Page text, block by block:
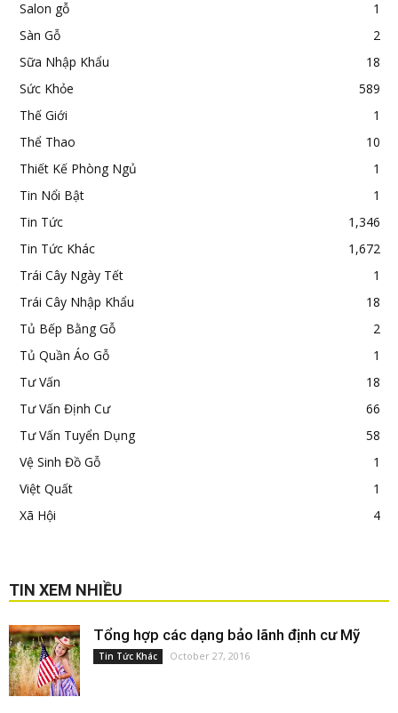
Salon gỗ
1
Sàn Gỗ
2
Sữa Nhập Khẩu
18
Sức Khỏe
589
Thế Giới
1
Thể Thao
10
Thiết Kế Phòng Ngủ
1
Tin Nổi Bật
1
Tin Tức
1,346
Tin Tức Khác
1,672
Trái Cây Ngày Tết
1
Trái Cây Nhập Khẩu
18
Tủ Bếp Bằng Gỗ
2
Tủ Quần Áo Gỗ
1
Tư Vấn
18
Tư Vấn Định Cư
66
Tư Vấn Tuyển Dụng
58
Vệ Sinh Đồ Gỗ
1
Việt Quất
1
Xã Hội
4
TIN XEM NHIỀU
Tổng hợp các dạng bảo lãnh định cư Mỹ
Tin Tức Khác October 27, 2016